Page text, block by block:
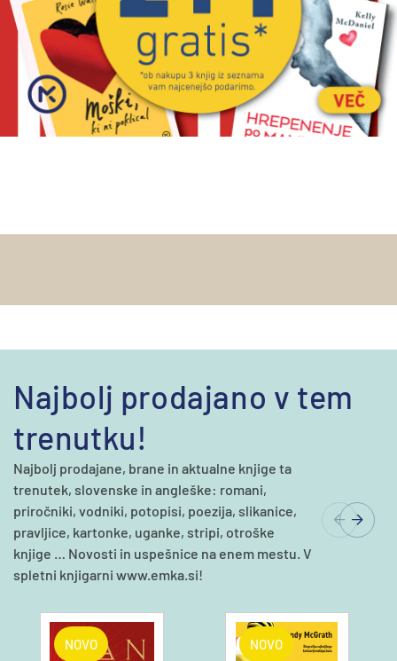
Najbolj prodajano v tem
trenutku!
Najbolj prodajane, brane in aktualne knjige ta
trenutek, slovenske in angleške: romani,
priročniki, vodniki, potopisi, poezija, slikanice,
pravljice, kartonke, uganke, stripi, otroške
knjige … Novosti in uspešnice na enem mestu. V
spletni knjigarni www.emka.si!
NOVO NOVO